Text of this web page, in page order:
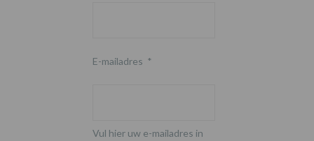
E-mailadres *
Vul hier uw e-mailadres in